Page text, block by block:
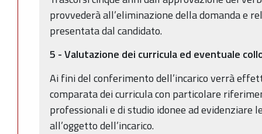
provvederà all’eliminazione della domanda e
presentata dal candidato.
5 - Valutazione dei curricula ed eventuale
Ai fini del conferimento dell’incarico verrà
comparata dei curricula con particolare
professionali e di studio idonee ad evidenziare
all’oggetto dell’incarico.